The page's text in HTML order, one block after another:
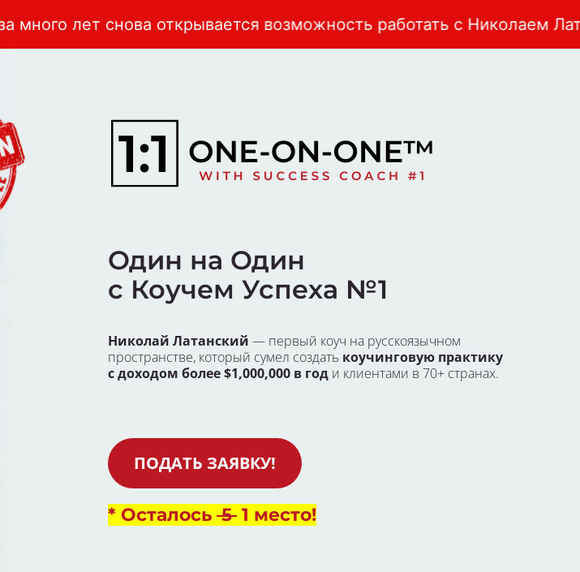
возможность работать с Николаем Латанским лично!
Один на Один
с Коучем Успеха №1
Николай Латанский — первый коуч на русскоязычном
пространстве, который сумел создать коучинговую практику
с доходом более $1,000,000 в год и клиентами в 70+ странах.
ПОДАТЬ ЗАЯВКУ!
* Осталось 5 1 место!